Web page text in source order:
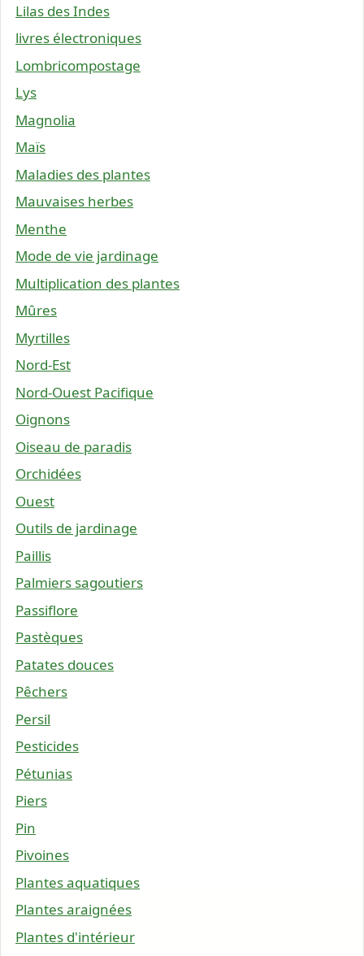
Lilas des Indes
livres électroniques
Lombricompostage
Lys
Magnolia
Maïs
Maladies des plantes
Mauvaises herbes
Menthe
Mode de vie jardinage
Multiplication des plantes
Mûres
Myrtilles
Nord-Est
Nord-Ouest Pacifique
Oignons
Oiseau de paradis
Orchidées
Ouest
Outils de jardinage
Paillis
Palmiers sagoutiers
Passiflore
Pastèques
Patates douces
Pêchers
Persil
Pesticides
Pétunias
Piers
Pin
Pivoines
Plantes aquatiques
Plantes araignées
Plantes d'intérieur